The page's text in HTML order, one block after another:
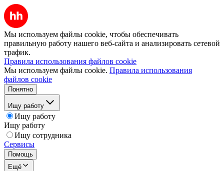
Мы используем файлы cookie, чтобы обеспечивать
правильную работу нашего веб-сайта и анализировать сетевой
трафик.
Правила использования файлов cookie
Мы используем файлы cookie. Правила использования
файлов cookie
Понятно
Ищу работу
Ищу работу
Ищу работу
Ищу сотрудника
Сервисы
Помощь
Ещё